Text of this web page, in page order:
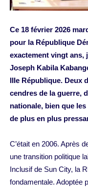
Ce 18 février 2026
pour la République
exactement vingt ans,
Joseph Kabila
IIIe République. Deux
cendres de la guerre,
nationale, bien que
de plus en plus
C’était en 2006. Après
une transition politique
Inclusif de Sun City, la
fondamentale. Adoptée